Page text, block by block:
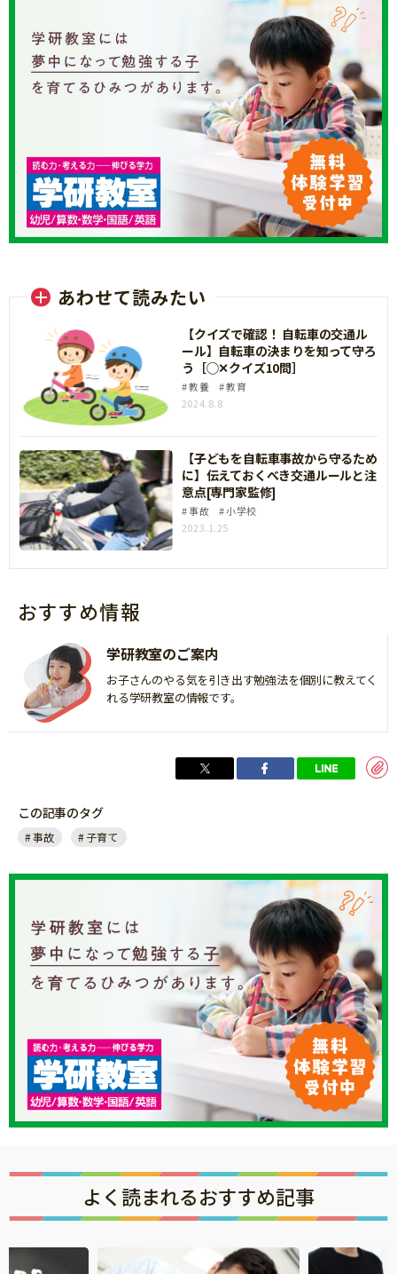
あわせて読みたい
【クイズで確認！ 自転車の交通ル
ール】自転車の決まりを知って守ろ
う［◯✕クイズ10問］
教養
教育
2024.8.8
【子どもを自転車事故から守るため
に】伝えておくべき交通ルールと注
意点[専門家監修]
事故
小学校
2023.1.25
おすすめ情報
学研教室のご案内
お子さんのやる気を引き出す勉強法を個別に教えてく
れる学研教室の情報です。
この記事のタグ
事故 子育て
よく読まれるおすすめ記事